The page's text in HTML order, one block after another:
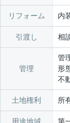
リフォーム 内
引渡し 相
管理
管
形
不
土地権利 所